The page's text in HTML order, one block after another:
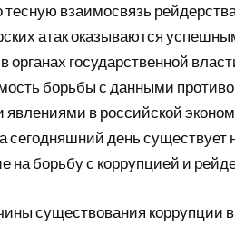
взаимосвязь
атак оказываются
органах государственной
борьбы с данными
в российской
сегодняшний день существует
борьбу с коррупцией и
существования коррупции